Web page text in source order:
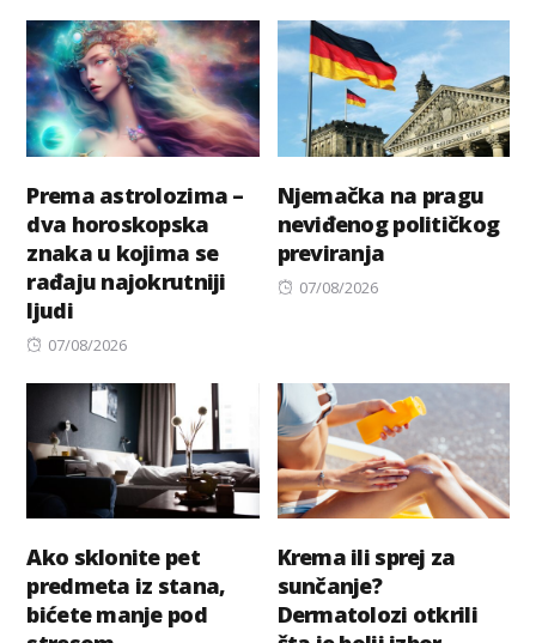
Prema astrolozima –
dva horoskopska
znaka u kojima se
rađaju najokrutniji
ljudi
Posted
07/08/2026
Njemačka na pragu
neviđenog političkog
previranja
Posted
07/08/2026
Ako sklonite pet
predmeta iz stana,
bićete manje pod
Krema ili sprej za
sunčanje?
Dermatolozi otkrili